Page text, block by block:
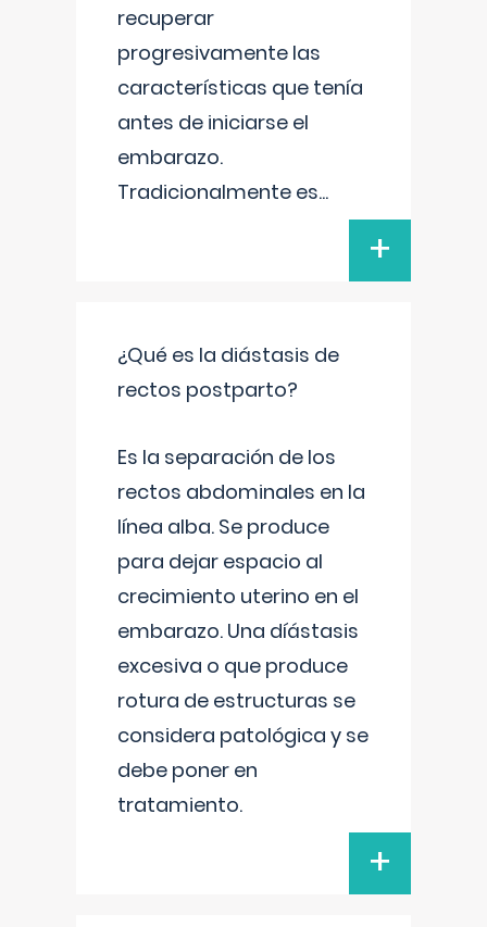
recuperar
progresivamente las
características que tenía
antes de iniciarse el
embarazo.
Tradicionalmente es...
+
¿Qué es la diástasis de
rectos postparto?
Es la separación de los
rectos abdominales en la
línea alba. Se produce
para dejar espacio al
crecimiento uterino en el
embarazo. Una díástasis
excesiva o que produce
rotura de estructuras se
considera patológica y se
debe poner en
tratamiento.
+